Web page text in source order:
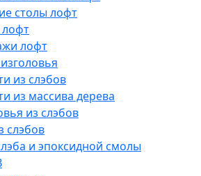
столы лофт
лофт
из слэбов
из массива дерева
из слэбов
слэбов
и эпоксидной смолы